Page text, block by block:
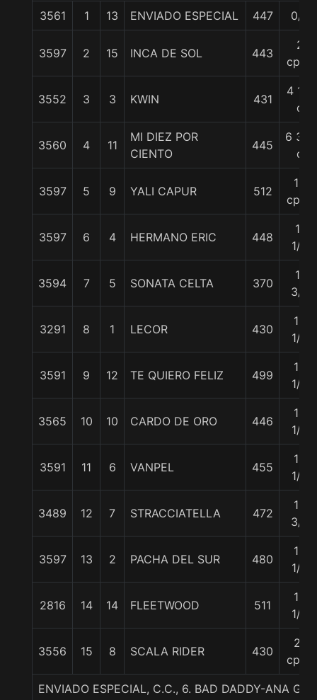
3561 1 13 ENVIADO ESPECIAL 447 0/0
3597 2 15 INCA DE SOL 443
2
cpos
3552 3 3 KWIN 431
4 1/2
c
3560 4 11
MI DIEZ POR
CIENTO
445
6 3/4
c
3597 5 9 YALI CAPUR 512
10
cpos
3597 6 4 HERMANO ERIC 448
11
1/4
3594 7 5 SONATA CELTA 370
11
3/4
3291 8 1 LECOR 430
12
1/4
3591 9 12 TE QUIERO FELIZ 499
13
1/2
3565 10 10 CARDO DE ORO 446
14
1/2
3591 11 6 VANPEL 455
14
1/2
3489 12 7 STRACCIATELLA 472
15
3/4
3597 13 2 PACHA DEL SUR 480
16
1/2
2816 14 14 FLEETWOOD 511
19
1/4
3556 15 8 SCALA RIDER 430
21
cpos
ENVIADO ESPECIAL, C.C., 6. BAD DADDY-ANA